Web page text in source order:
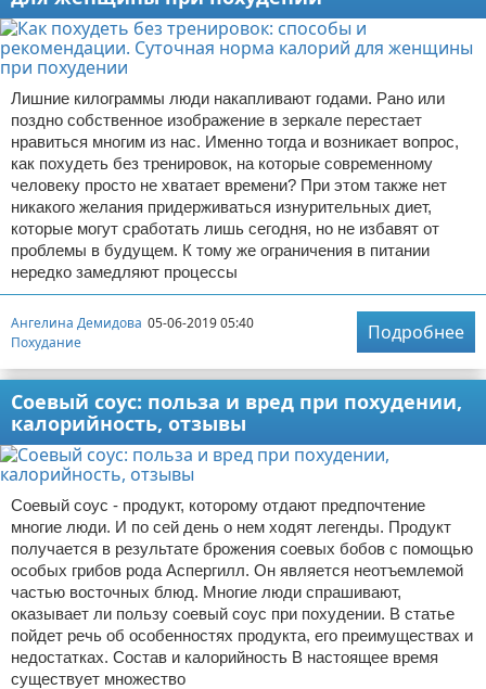
Лишние килограммы люди накапливают годами. Рано или
поздно собственное изображение в зеркале перестает
нравиться многим из нас. Именно тогда и возникает вопрос,
как похудеть без тренировок, на которые современному
человеку просто не хватает времени? При этом также нет
никакого желания придерживаться изнурительных диет,
которые могут сработать лишь сегодня, но не избавят от
проблемы в будущем. К тому же ограничения в питании
нередко замедляют процессы
Ангелина Демидова 05-06-2019 05:40
Похудание
Подробнее
Соевый соус: польза и вред при похудении,
калорийность, отзывы
Соевый соус - продукт, которому отдают предпочтение
многие люди. И по сей день о нем ходят легенды. Продукт
получается в результате брожения соевых бобов с помощью
особых грибов рода Аспергилл. Он является неотъемлемой
частью восточных блюд. Многие люди спрашивают,
оказывает ли пользу соевый соус при похудении. В статье
пойдет речь об особенностях продукта, его преимуществах и
недостатках. Состав и калорийность В настоящее время
существует множество